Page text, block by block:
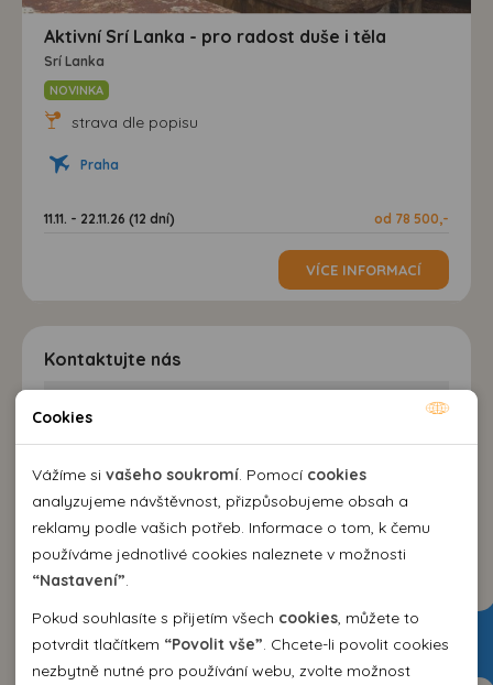
Aktivní Srí Lanka - pro radost duše i těla
Srí Lanka
NOVINKA
strava dle popisu
Praha
11.11. - 22.11.26 (12 dní) od 78 500,-
VÍCE INFORMACÍ
Kontaktujte nás
EMMA Agency spol. s r.o.
cestovní kancelář
Kozí 10, 602 00 Brno
+420 542 214 343
emma@emma.cz
Dovolená 2026
Dovolená Španělsko 2026
Cookies
Vážíme si vašeho soukromí. Pomocí cookies
analyzujeme návštěvnost, přizpůsobujeme obsah a
reklamy podle vašich potřeb. Informace o tom, k čemu
používáme jednotlivé cookies naleznete v možnosti
“Nastavení”.
Pokud souhlasíte s přijetím všech cookies, můžete to
potvrdit tlačítkem “Povolit vše”. Chcete-li povolit cookies
nezbytně nutné pro používání webu, zvolte možnost
Nutné cookies pomáhají, aby byla webová stránka
použitelná tak, že umožní základní funkce jako navigace
stránky a přístup k zabezpečeným sekcím webové stránky.
Webová stránka nemůže správně fungovat bez těchto
cookies.
Analytické cookies
Pomocí analytických cookies můžeme měřit návštěvnost